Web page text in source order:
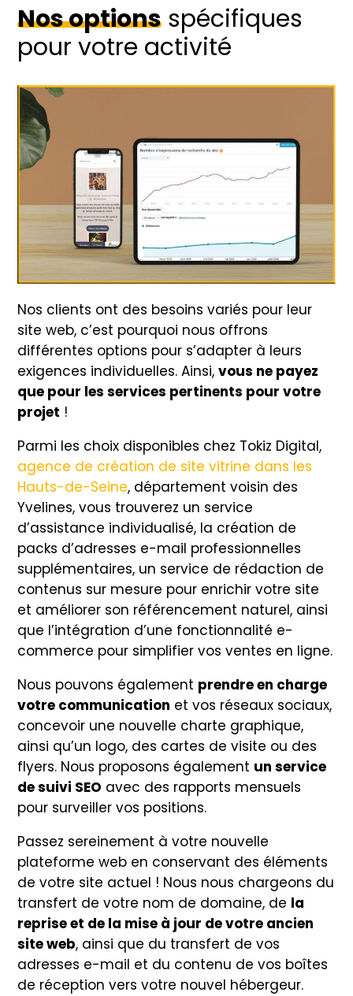
Nos options spécifiques
pour votre activité
Nos clients ont des besoins variés pour leur
site web, c’est pourquoi nous offrons
différentes options pour s’adapter à leurs
exigences individuelles. Ainsi,vous ne payez
que pour les services pertinents pour votre
projet !
Parmi les choix disponibles chez Tokiz Digital,
agence de création de site vitrine dans les
Hauts-de-Seine, département voisin des
Yvelines, vous trouverez un service
d’assistance individualisé, la création de
packs d’adresses e-mail professionnelles
supplémentaires, un service de rédaction de
contenus sur mesure pour enrichir votre site
et améliorer son référencement naturel, ainsi
que l’intégration d’une fonctionnalité e-
commerce pour simplifier vos ventes en ligne.
Nous pouvons également prendre en charge
votre communication et vos réseaux sociaux,
concevoir une nouvelle charte graphique,
ainsi qu’un logo, des cartes de visite ou des
flyers. Nous proposons également un service
de suivi SEO avec des rapports mensuels
pour surveiller vos positions.
Passez sereinement à votre nouvelle
plateforme web en conservant des éléments
de votre site actuel ! Nous nous chargeons du
transfert de votre nom de domaine, de la
reprise et de la mise à jour de votre ancien
site web, ainsi que du transfert de vos
adresses e-mail et du contenu de vos boîtes
de réception vers votre nouvel hébergeur.